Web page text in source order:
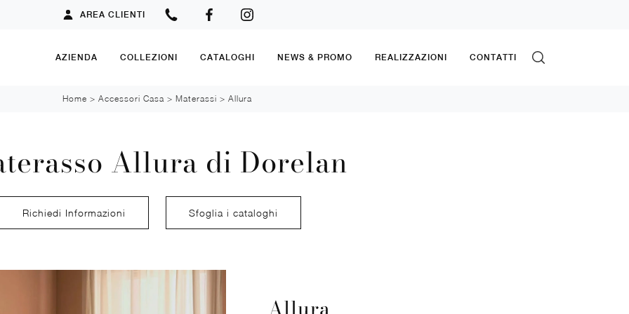
AREA CLIENTI
AZIENDA COLLEZIONI CATALOGHI NEWS & PROMO REALIZZAZIONI CONTATTI
Home > Accessori Casa > Materassi > Allura
Allura di Dorelan
Richiedi Informazioni Sfoglia i cataloghi
Allura